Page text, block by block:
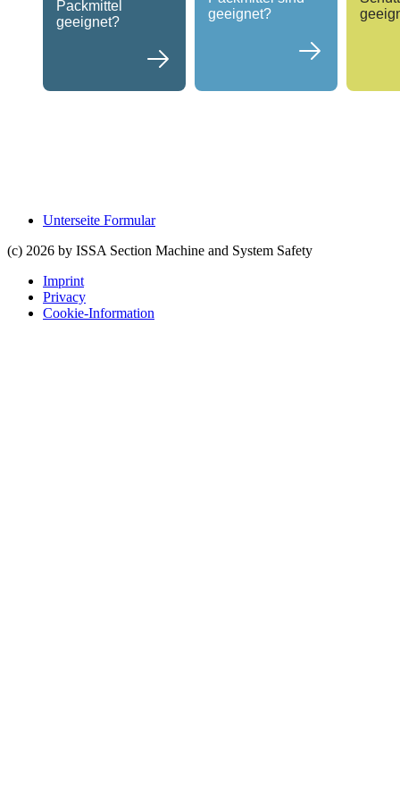
Packmittel
geeignet?
geeignet?
Unterseite Formular
(c) 2026 by ISSA Section Machine and System Safety
Imprint
Privacy
Cookie-Information